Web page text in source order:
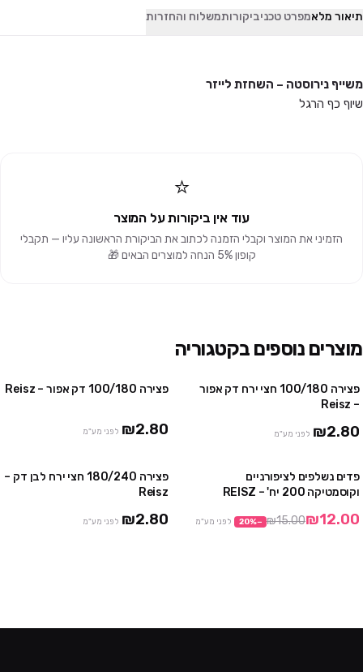
תיאור מלאמפרט טכניביקורותמשלוח והחזרות
משייף נירוסטה – השחזת לייזר
שיוף כף הרגל
⭐
עוד אין ביקורות על המוצר
הזמיני את המוצר וקבלי הזמנה לכתוב את הביקורת הראשונה עליו — תקבלי
קופון 5% הנחה למוצרים הבאים 🎁
מוצרים נוספים בקטגוריה
פצירה 100/180 חצי ירח דק אפור
– Reisz
₪2.80 לפני מע"מ
פצירה 100/180 דק אפור – Reisz
₪2.80 לפני מע"מ
מבצע
פדים נשלפים לציפורניים
וקוסמטיקה 200 יח' – REISZ
₪12.00
₪15.00
−
20% לפני מע"מ
פצירה 180/240 חצי ירח לבן דק –
Reisz
₪2.80 לפני מע"מ